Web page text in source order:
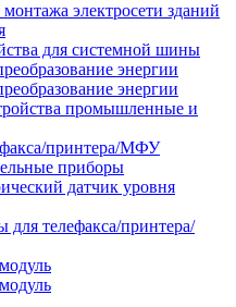
электросети зданий
для системной шины
энергии
энергии
промышленные и
принтера/МФУ
приборы
датчик уровня
для телефакса/принтера/